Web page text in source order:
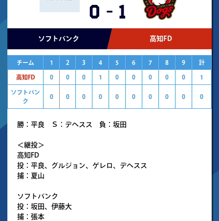
0 - 1
ソフトバンク 高知FD
チーム 1 2 3 4 5 6 7 8 9 計
高知FD 0 0 0 1 0 0 0 0 0 1
ソフトバン
ク
0 0 0 0 0 0 0 0 0 0
勝：平良 Ｓ：デヘスス 負：坂田
＜継投＞
高知FD
投：平良、グルジョン、ゲレロ、デヘスス
捕：夏山
ソフトバンク
投：坂田、伊藤大
捕：張本